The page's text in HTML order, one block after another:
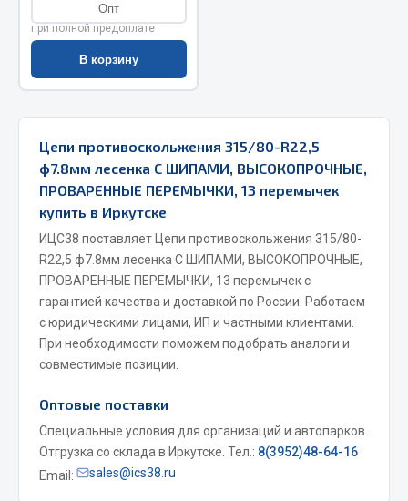
Мост задний
Система питания
Система выпуска газа
Показать ещё
Весь раздел
Запчасти ЯМЗ
Двигатель
Система питания
Система выпуска газа
Коробка передач
Рулевое управление
Тормозная система
Опт
при полной предоплате
В корзину
Цепи противоскольжения 315/80-R22,5
ф7.8мм лесенка С ШИПАМИ, ВЫСОКОПРОЧНЫЕ,
ПРОВАРЕННЫЕ ПЕРЕМЫЧКИ, 13 перемычек
купить в Иркутске
ИЦС38 поставляет Цепи противоскольжения 315/80-
R22,5 ф7.8мм лесенка С ШИПАМИ, ВЫСОКОПРОЧНЫЕ,
ПРОВАРЕННЫЕ ПЕРЕМЫЧКИ, 13 перемычек с
гарантией качества и доставкой по России. Работаем
с юридическими лицами, ИП и частными клиентами.
При необходимости поможем подобрать аналоги и
совместимые позиции.
Оптовые поставки
Специальные условия для организаций и автопарков.
Отгрузка со склада в Иркутске. Тел.: 8(3952)48-64-16 ·
Email:
sales@ics38.ru